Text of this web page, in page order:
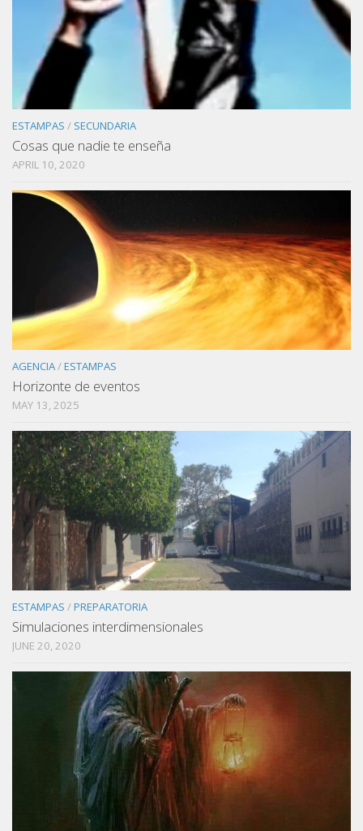
ESTAMPAS / SECUNDARIA
Cosas que nadie te enseña
APRIL 10, 2020
AGENCIA/ESTAMPAS
Horizonte de eventos
MAY 13, 2025
ESTAMPAS /PREPARATORIA
Simulaciones interdimensionales
JUNE 20, 2020